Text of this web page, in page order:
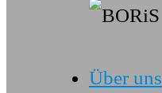
Über uns